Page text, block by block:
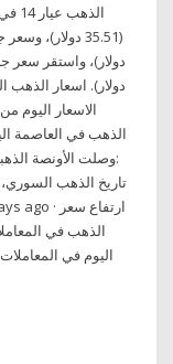
الاسعار اليوم
الذهب في العاصمة
:وصلت الأونصة